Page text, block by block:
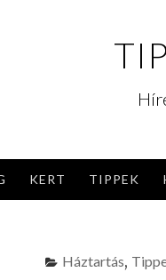
KERT TIPPEK
Háztartás,